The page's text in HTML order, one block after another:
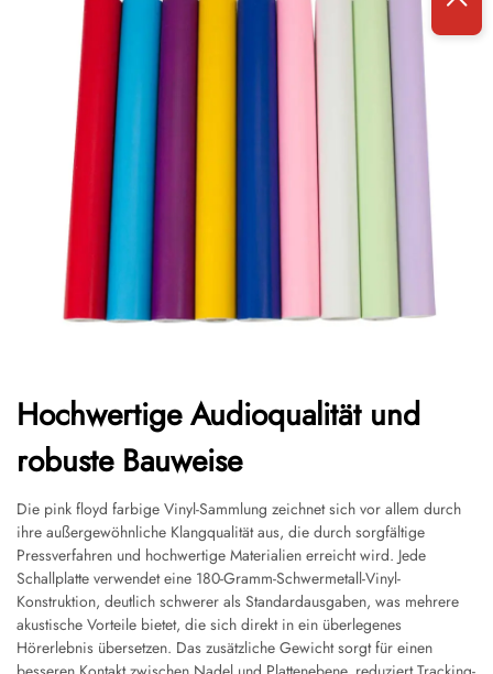
Hochwertige Audioqualität und
robuste Bauweise
Die pink floyd farbige Vinyl-Sammlung zeichnet sich vor allem durch
ihre außergewöhnliche Klangqualität aus, die durch sorgfältige
Pressverfahren und hochwertige Materialien erreicht wird. Jede
Schallplatte verwendet eine 180-Gramm-Schwermetall-Vinyl-
Konstruktion, deutlich schwerer als Standardausgaben, was mehrere
akustische Vorteile bietet, die sich direkt in ein überlegenes
Hörerlebnis übersetzen. Das zusätzliche Gewicht sorgt für einen